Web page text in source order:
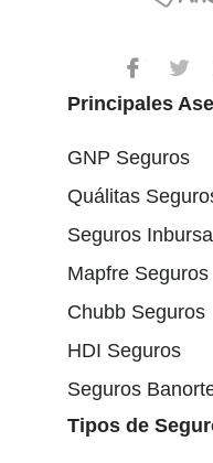
Principales
GNP Seguros
Quálitas
Seguros Inbursa
Mapfre Seguros
Chubb Seguros
HDI Seguros
Seguros
Tipos de